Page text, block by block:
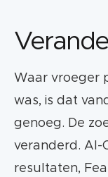
Waar vroeger
was, is dat
genoeg. De
veranderd. AI-
resultaten,